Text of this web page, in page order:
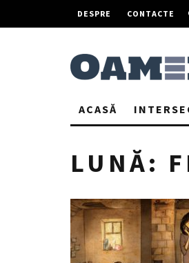
DESPRE CONTACTE
ACASĂ
LUNĂ: